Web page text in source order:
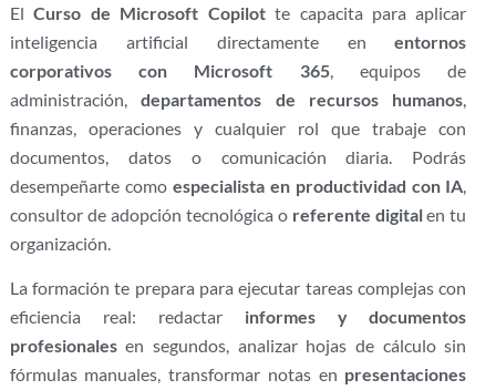
ElCurso de Microsoft Copilotte capacita para aplicar
inteligencia artificial directamente enentornos
corporativos con Microsoft 365, equipos de
administración,departamentos de recursos humanos
finanzas, operaciones y cualquier rol que trabaje con
documentos, datos o comunicación diaria. Podrás
desempeñarte como especialista en productividad con IA
consultor de adopción tecnológica o referente digitalen tu
organización.
La formación te prepara para ejecutar tareas complejas con
eficiencia real: redactar informes y documentos
profesionalesen segundos, analizar hojas de cálculo sin
fórmulas manuales, transformar notas en presentaciones